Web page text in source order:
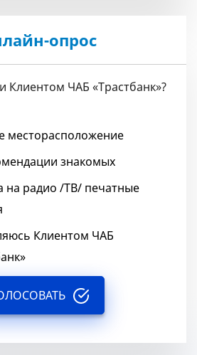
опрос
Клиентом ЧАБ «Трастбанк»?
месторасположение
знакомых
на радио /ТВ/ печатные
Клиентом ЧАБ